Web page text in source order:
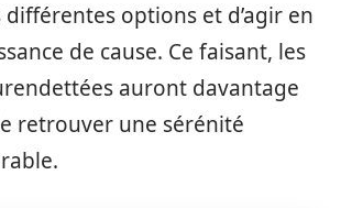
options et d’agir en
de cause. Ce faisant, les
auront davantage
retrouver une sérénité